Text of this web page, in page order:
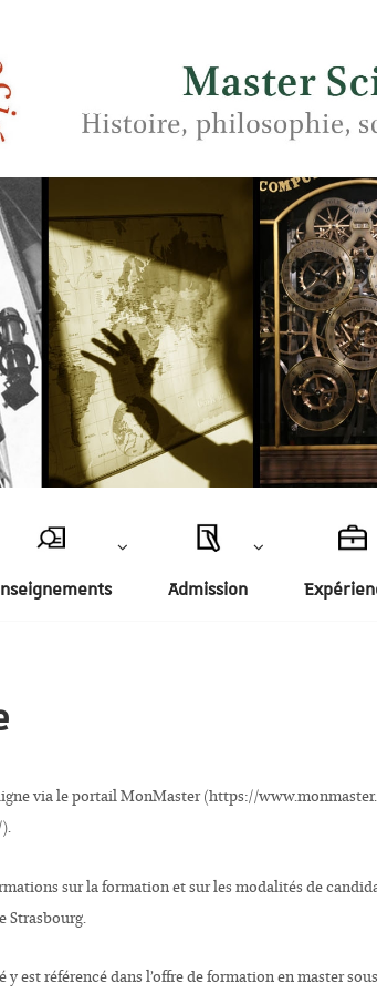
Admission
via le portail MonMaster (https://
sur la formation et sur les modalités de
Strasbourg.
y est référencé dans l’offre de formation en master